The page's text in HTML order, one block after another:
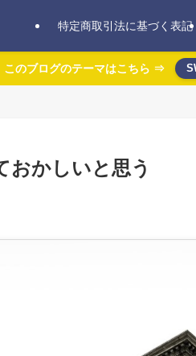
特定商取引法に基づく表記
このブログのテーマはこちら ⇒
おかしいと思う